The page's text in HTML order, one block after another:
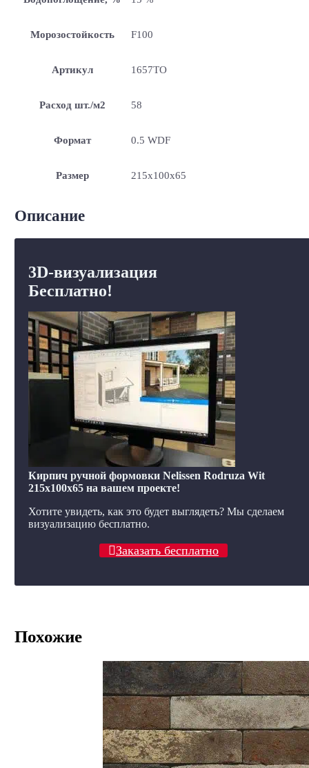
Морозостойкость F100
Артикул 1657TO
Расход шт./м2 58
Формат 0.5 WDF
Размер 215x100x65
Описание
3D-визуализация
Бесплатно!
Кирпич ручной формовки Nelissen Rodruza Wit
215x100x65 на вашем проекте!
Хотите увидеть, как это будет выглядеть? Мы сделаем
визуализацию бесплатно.
Заказать бесплатно
Похожие